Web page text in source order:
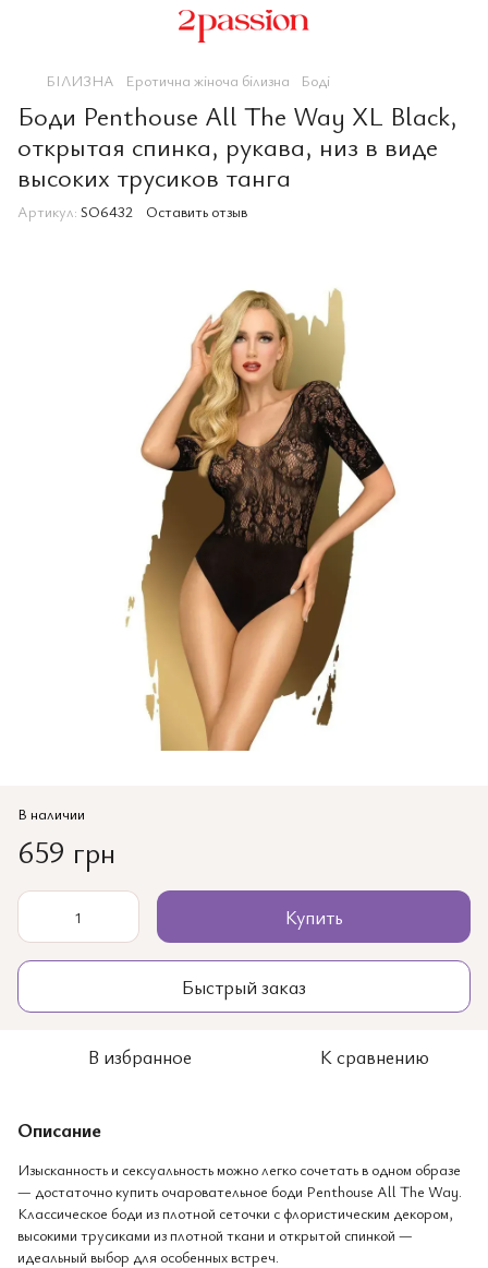
БІЛИЗНА Еротична жіноча білизна Боді
Боди Penthouse All The Way XL Black,
открытая спинка, рукава, низ в виде
высоких трусиков танга
Артикул: SO6432 Оставить отзыв
В наличии
659 грн
Купить
Быстрый заказ
В избранное К сравнению
Описание
Изысканность и сексуальность можно легко сочетать в одном образе
— достаточно купить очаровательное боди Penthouse All The Way.
Классическое боди из плотной сеточки с флористическим декором,
высокими трусиками из плотной ткани и открытой спинкой —
идеальный выбор для особенных встреч.